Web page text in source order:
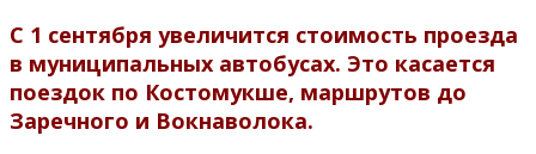
С 1 сентября увеличится стоимость проезда
в муниципальных автобусах. Это касается
поездок по Костомукше, маршрутов до
Заречного и Вокнаволока.